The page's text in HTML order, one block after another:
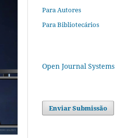
Para Autores
Para Bibliotecários
Open Journal Systems
Enviar Submissão